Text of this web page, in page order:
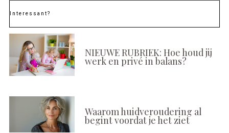
Interessant?
NIEUWE RUBRIEK: Hoe houd jij
werk en privé in balans?
Waarom huidveroudering al
begint voordat je het ziet